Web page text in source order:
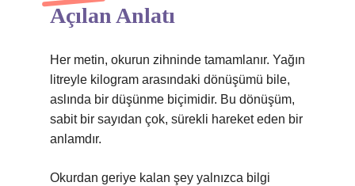
Açılan Anlatı
Her metin, okurun zihninde tamamlanır. Yağın
litreyle kilogram arasındaki dönüşümü bile,
aslında bir düşünme biçimidir. Bu dönüşüm,
sabit bir sayıdan çok, sürekli hareket eden bir
anlamdır.
Okurdan geriye kalan şey yalnızca bilgi